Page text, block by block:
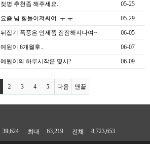
젖병 추천좀 해주세요.. 05-25
요즘 넘 힘들어져써여..ㅜ.ㅜ 05-29
뒤집기 폭풍은 언제쯤 잠잠해지나여~ 06-05
예원이 6개월후.. 06-07
예원이의 하루시작은 몇시? 06-09
2 3 4 5 다음 맨끝
39,624 최대 63,219 전체 8,723,653